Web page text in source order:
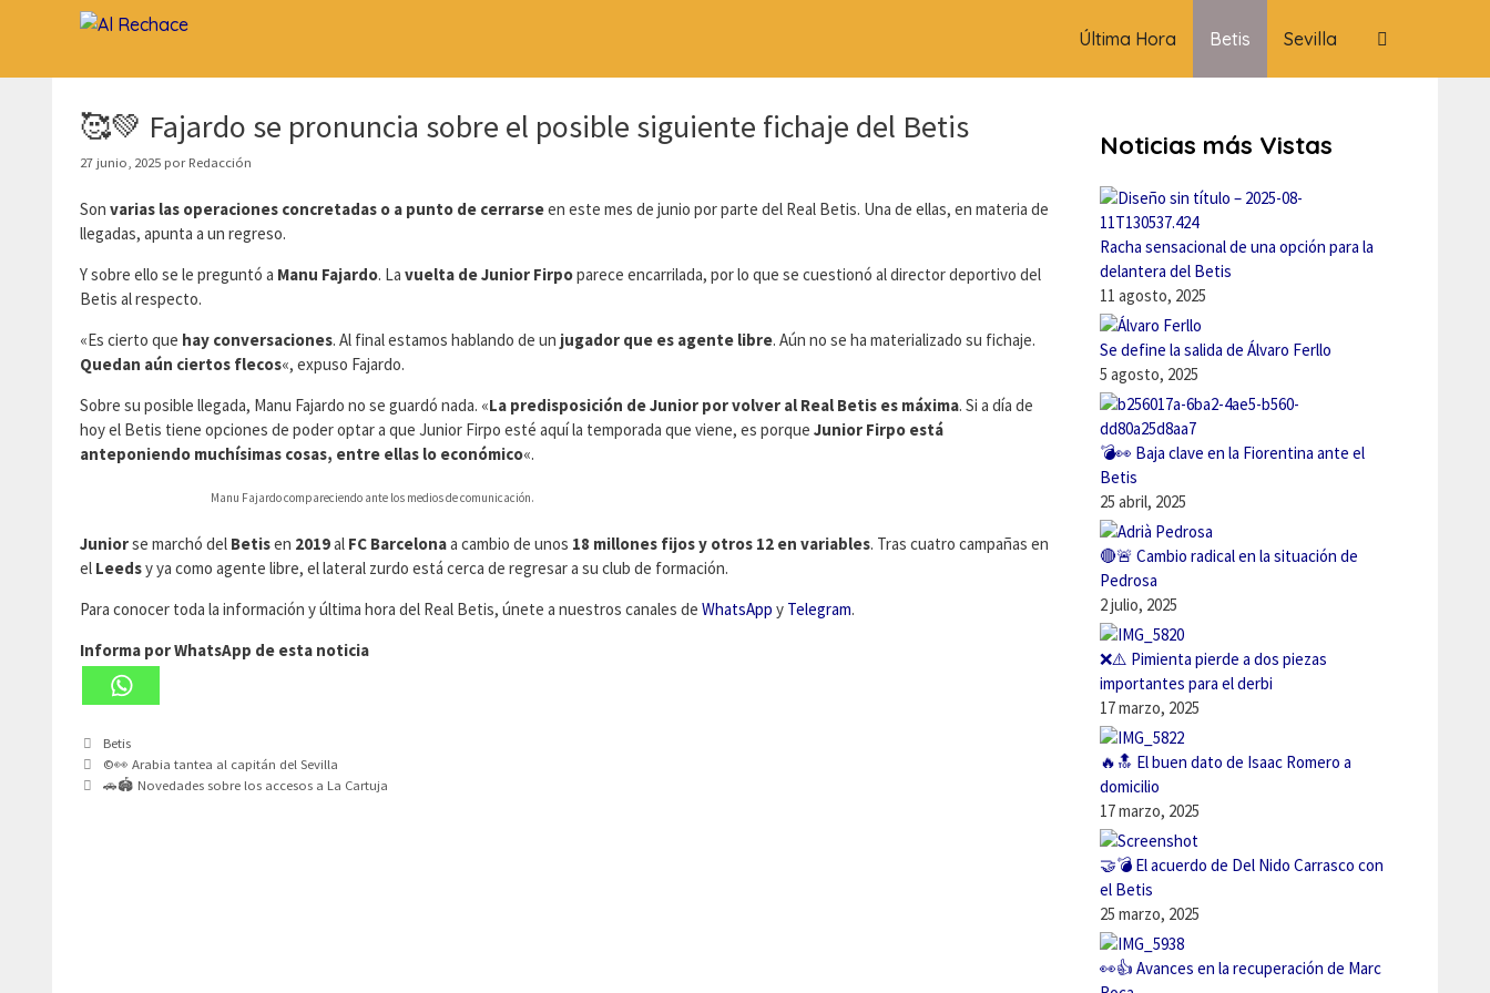
Última Hora Betis Sevilla
🥰💚 Fajardo se pronuncia sobre el posible siguiente fichaje del Betis
27 junio, 2025 porRedacción
Son varias las operaciones concretadas o a punto de cerrarseen este mes de junio por parte del Real Betis. Una de ellas, en materia de
llegadas, apunta a un regreso.
Y sobre ello se le preguntó a Manu Fajardo. La vuelta de Junior Firpoparece encarrilada, por lo que se cuestionó al director deportivo del
Betis al respecto.
«Es cierto que hay conversaciones. Al final estamos hablando de un jugador que es agente libre. Aún no se ha materializado su fichaje.
Quedan aún ciertos flecos«, expuso Fajardo.
Sobre su posible llegada, Manu Fajardo no se guardó nada. «La predisposición de Junior por volver al Real Betis es máxima. Si a día de
hoy el Betis tiene opciones de poder optar a que Junior Firpo esté aquí la temporada que viene, es porque Junior Firpo está
anteponiendo muchísimas cosas, entre ellas lo económico«.
Manu Fajardo compareciendo ante los medios de comunicación.
Juniorse marchó del Betisen 2019al FC Barcelonaa cambio de unos 18 millones fijos y otros 12 en variables. Tras cuatro campañas en
el Leedsy ya como agente libre, el lateral zurdo está cerca de regresar a su club de formación.
Para conocer toda la información y última hora del Real Betis, únete a nuestros canales de WhatsApp y Telegram.
Informa por WhatsApp de esta noticia
Categorías
Betis
©️👀 Arabia tantea al capitán del Sevilla
🚗🏟 Novedades sobre los accesos a La Cartuja
Noticias más Vistas
Racha sensacional de una opción para la
delantera del Betis
11 agosto, 2025
Se define la salida de Álvaro Ferllo
5 agosto, 2025
💣👀 Baja clave en la Fiorentina ante el
Betis
25 abril, 2025
🔴🚨 Cambio radical en la situación de
Pedrosa
2 julio, 2025
❌⚠️ Pimienta pierde a dos piezas
importantes para el derbi
17 marzo, 2025
🔥🔝 El buen dato de Isaac Romero a
domicilio
17 marzo, 2025
🤝💣 El acuerdo de Del Nido Carrasco con
el Betis
25 marzo, 2025
👀👍 Avances en la recuperación de Marc